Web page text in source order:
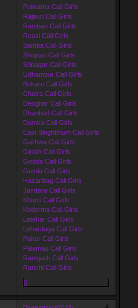
Pulwama Call Girls
Rajauri Call Girls
Ramban Call Girls
Reasi Call Girls
Samba Call Girls
Shopian Call Girls
Srinagar Call Girls
Udhampur Call Girls
Bokaro Call Girls
Chatra Call Girls
Deoghar Call Girls
Dhanbad Call Girls
Dumka Call Girls
East Singhbhum Call Girls
Garhwa Call Girls
Giridih Call Girls
Godda Call Girls
Gumla Call Girls
Hazaribag Call Girls
Jamtara Call Girls
Khunti Call Girls
Koderma Call Girls
Latehar Call Girls
Lohardaga Call Girls
Pakur Call Girls
Palamau Call Girls
Ramgarh Call Girls
Ranchi Call Girls
0
4